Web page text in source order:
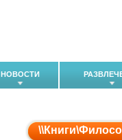
НОВОСТИ
\\Книги\